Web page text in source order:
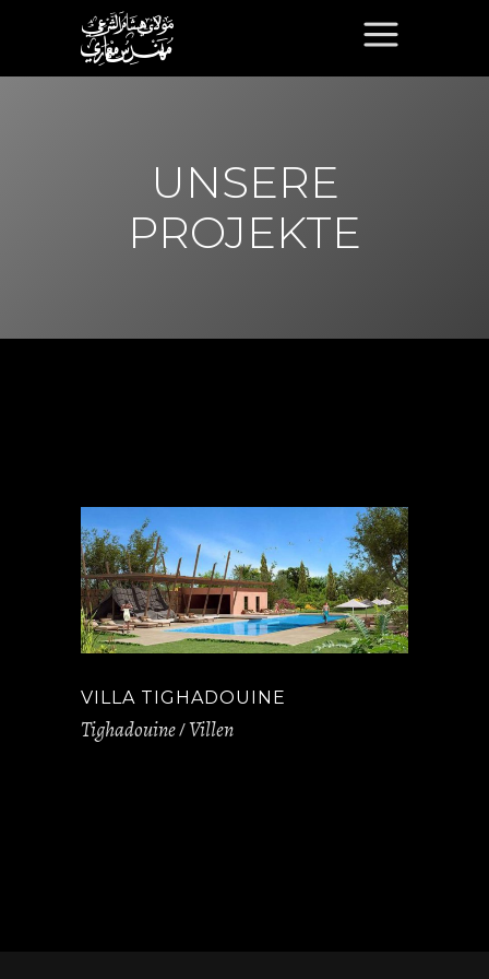
UNSERE
PROJEKTE
VILLA TIGHADOUINE
Tighadouine Villen